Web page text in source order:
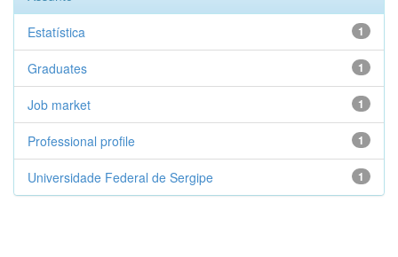
1
Estatística
1
Graduates
1
Job market
1
Professional profile
1
Universidade Federal de Sergipe